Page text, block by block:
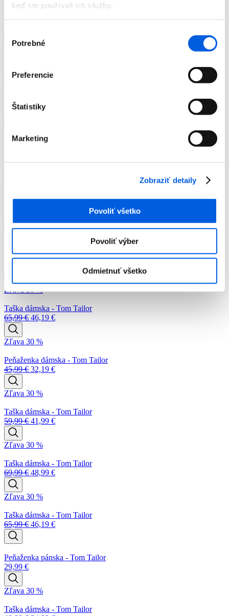
keď ste používali ich služby.
súhlasu
Potrebné
Preferencie
Štatistiky
Marketing
Zobraziť detaily
Povoliť všetko
Povoliť výber
Odmietnuť všetko
Jeansy dámske krátke - Cambio
155,99€
Zľava 30 %
59,99€ 41,99€
Peňaženka dámska - Tom Tailor
Zľava 30 %
Taška dámska - Tom Tailor
65,99€ 46,19 €
Zľava 30 %
Peňaženka dámska - Tom Tailor
45,99€ 32,19 €
Zľava 30 %
Taška dámska - Tom Tailor
59,99€ 41,99 €
Zľava 30 %
Taška dámska - Tom Tailor
69,99€ 48,99 €
Zľava 30 %
Taška dámska - Tom Tailor
65,99€ 46,19 €
Peňaženka pánska - Tom Tailor
29,99 €
Zľava 30 %
Taška dámska - Tom Tailor